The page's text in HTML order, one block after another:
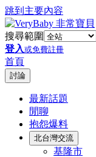
跳到主要內容
搜尋範圍
登入或免費註冊
首頁
討論
最新話題
閒聊
抱怨爆料
北台灣交流
基隆市